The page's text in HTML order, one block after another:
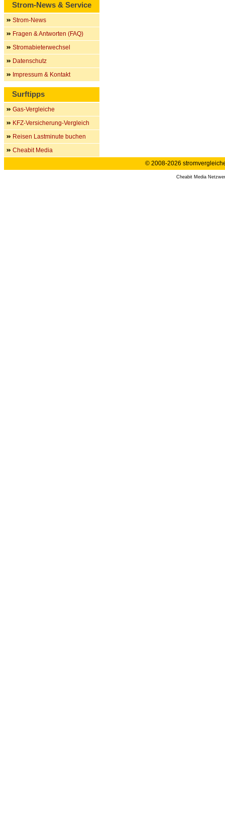
Strom-News & Service
Strom-News
Fragen & Antworten (FAQ)
Stromabieterwechsel
Datenschutz
Impressum & Kontakt
Surftipps
Gas-Vergleiche
KFZ-Versicherung-Vergleich
Reisen Lastminute buchen
Cheabit Media
© 2008-2026
Cheabit Media